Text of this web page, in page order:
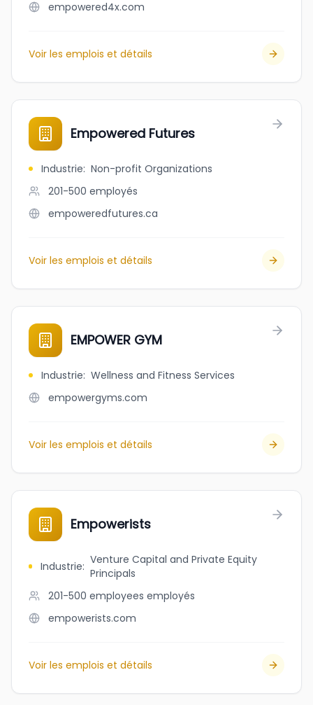
empowered4x.com
Voir les emplois et détails
Empowered Futures
Industrie: Non-profit Organizations
201-500 employés
empoweredfutures.ca
Voir les emplois et détails
EMPOWER GYM
Industrie: Wellness and Fitness Services
empowergyms.com
Voir les emplois et détails
Empowerists
Industrie: Venture Capital and Private Equity
Principals
201-500 employees employés
empowerists.com
Voir les emplois et détails